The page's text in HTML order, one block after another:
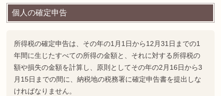
個人の確定申告
所得税の確定申告は、その年の1月1日から12月31日までの1
年間に生じたすべての所得の金額と、それに対する所得税の
額や損失の金額を計算し、原則としてその年の2月16日から3
月15日までの間に、納税地の税務署に確定申告書を提出しな
ければなりません。